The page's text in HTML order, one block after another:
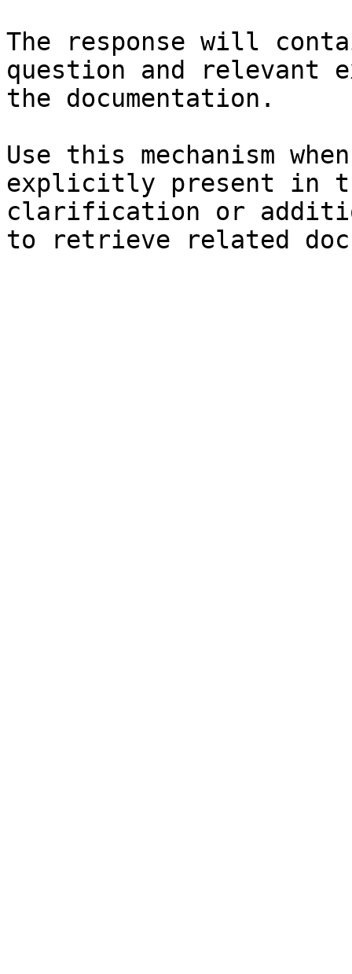
The response will
question and relevant
the documentation.
Use this mechanism
explicitly present in
clarification or